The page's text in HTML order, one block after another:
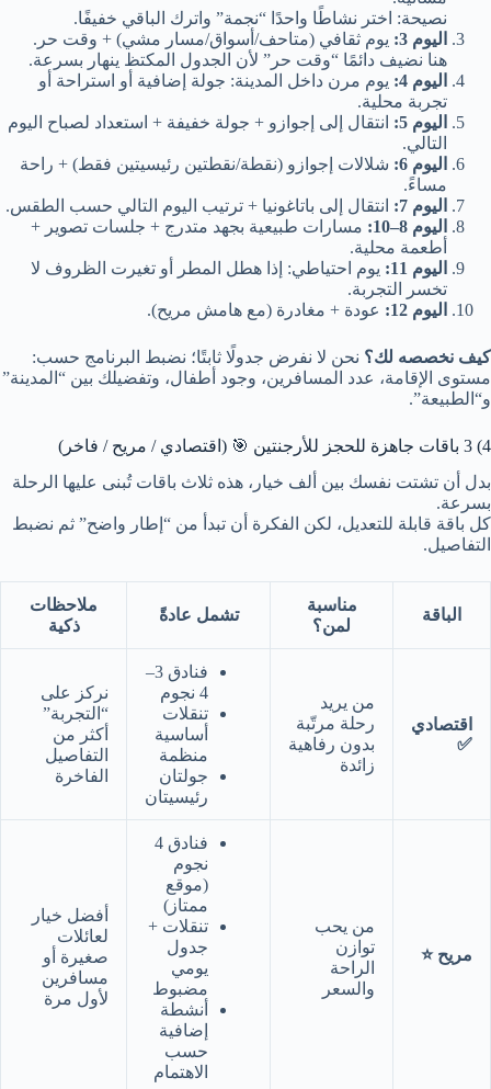
نصيحة: اختر نشاطًا واحدًا “نجمة” واترك الباقي خفيفًا.
اليوم 3:
يوم ثقافي (متاحف/أسواق/مسار مشي) + وقت حر.
هنا نضيف دائمًا “وقت حر” لأن الجدول المكتظ ينهار بسرعة.
اليوم 4:
يوم مرن داخل المدينة: جولة إضافية أو استراحة أو
تجربة محلية.
اليوم 5:
انتقال إلى إجوازو + جولة خفيفة + استعداد لصباح اليوم
التالي.
اليوم 6:
شلالات إجوازو (نقطة/نقطتين رئيسيتين فقط) + راحة
مساءً.
اليوم 7:
انتقال إلى باتاغونيا + ترتيب اليوم التالي حسب الطقس.
اليوم 8–10:
مسارات طبيعية بجهد متدرج + جلسات تصوير +
أطعمة محلية.
اليوم 11:
يوم احتياطي: إذا هطل المطر أو تغيرت الظروف لا
تخسر التجربة.
اليوم 12:
عودة + مغادرة (مع هامش مريح).
كيف نخصصه لك؟ نحن لا نفرض جدولًا ثابتًا؛ نضبط البرنامج حسب:
مستوى الإقامة، عدد المسافرين، وجود أطفال، وتفضيلك بين “المدينة”
و“الطبيعة”.
4) 3 باقات جاهزة للحجز للأرجنتين 🎯 (اقتصادي / مريح / فاخر)
بدل أن تشتت نفسك بين ألف خيار، هذه ثلاث باقات تُبنى عليها الرحلة
بسرعة.
كل باقة قابلة للتعديل، لكن الفكرة أن تبدأ من “إطار واضح” ثم نضبط
التفاصيل.
الباقة
مناسبة
لمن؟
تشمل عادةً
ملاحظات
ذكية
اقتصادي
✅
من يريد
رحلة مرتّبة
بدون رفاهية
زائدة
فنادق 3–
4 نجوم
تنقلات
أساسية
منظمة
جولتان
رئيسيتان
نركز على
“التجربة”
أكثر من
التفاصيل
الفاخرة
مريح ⭐
من يحب
توازن
الراحة
والسعر
فنادق 4
نجوم
(موقع
ممتاز)
تنقلات +
جدول
يومي
مضبوط
أنشطة
إضافية
حسب
الاهتمام
أفضل خيار
لعائلات
صغيرة أو
مسافرين
لأول مرة